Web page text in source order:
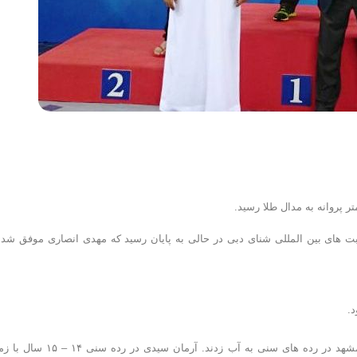
های بین المللی شنای دبی در حالی به پایان رسید که مهدی انصاری موفق شد
در ماده ۵۰ متر قورباغه نیز نمایندگان ایران از تیم سرزمین موج های آبی مشهد در رده های سنی به آب زدند.